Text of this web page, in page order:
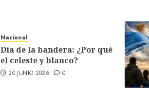
Nacional
Día de la bandera: ¿Por qué
el celeste y blanco?
20 JUNIO 2026 0